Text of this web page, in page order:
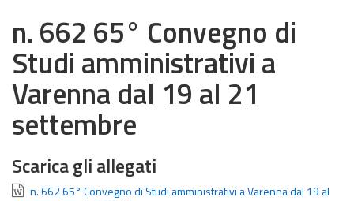
n. 662 65° Convegno di
Studi amministrativi a
Varenna dal 19 al 21
settembre
Scarica gli allegati
n. 662 65° Convegno di Studi amministrativi a Varenna dal 19 al